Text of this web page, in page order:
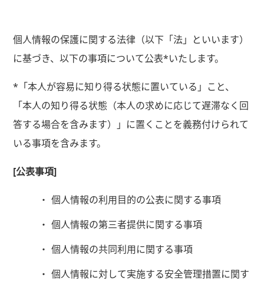
個人情報の保護に関する法律（以下「法」といいます）
に基づき、以下の事項について公表*いたします。
*「本人が容易に知り得る状態に置いている」こと、
「本人の知り得る状態（本人の求めに応じて遅滞なく回
答する場合を含みます）」に置くことを義務付けられて
いる事項を含みます。
[公表事項]
個人情報の利用目的の公表に関する事項
個人情報の第三者提供に関する事項
個人情報の共同利用に関する事項
個人情報に対して実施する安全管理措置に関す